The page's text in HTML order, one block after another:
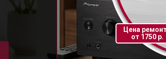
Цена
от 1750 р.